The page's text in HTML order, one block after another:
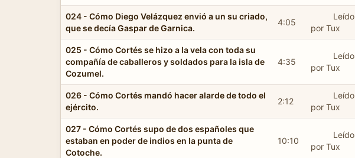
024 - Cómo Diego Velázquez envió a un su criado,
que se decía Gaspar de Garnica.
4:05
Leído
por Tux
025 - Cómo Cortés se hizo a la vela con toda su
compañía de caballeros y soldados para la isla de
Cozumel.
4:35
Leído
por Tux
026 - Cómo Cortés mandó hacer alarde de todo el
ejército.
2:12
Leído
por Tux
027 - Cómo Cortés supo de dos españoles que
estaban en poder de indios en la punta de
Cotoche.
10:10
Leído
por Tux